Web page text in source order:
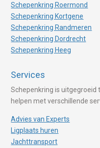
Schepenkring Roermond
Schepenkring Kortgene
Schepenkring Randmeren
Schepenkring Dordrecht
Schepenkring Heeg
Services
Schepenkring is uitgegroeid
helpen met verschillende
Advies van Experts
Ligplaats huren
Jachttransport